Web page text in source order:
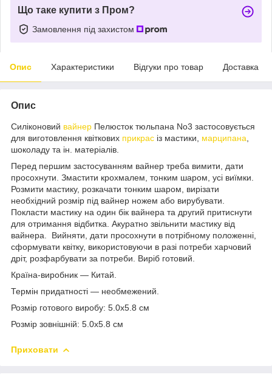
Що таке купити з Пром?
Замовлення під захистом
Опис Характеристики Відгуки про товар Доставка
Опис
Силіконовий вайнер Пелюсток тюльпана No3 застосовується
для виготовлення квіткових прикрас із мастики, марципана
шоколаду та ін. матеріалів.
Перед першим застосуванням вайнер треба вимити, дати
просохнути. Змастити крохмалем, тонким шаром, усі виїмки.
Розмити мастику, розкачати тонким шаром, вирізати
необхідний розмір під вайнер ножем або вирубувати.
Покласти мастику на один бік вайнера та другий притиснути
для отримання відбитка. Акуратно звільнити мастику від
вайнера. Вийняти, дати просохнути в потрібному положенні,
сформувати квітку, використовуючи в разі потреби харчовий
дріт, розфарбувати за потреби. Виріб готовий.
Країна-виробник — Китай.
Термін придатності — необмежений.
Розмір готового виробу: 5.0х5.8 см
Розмір зовнішній: 5.0х5.8 см
Приховати